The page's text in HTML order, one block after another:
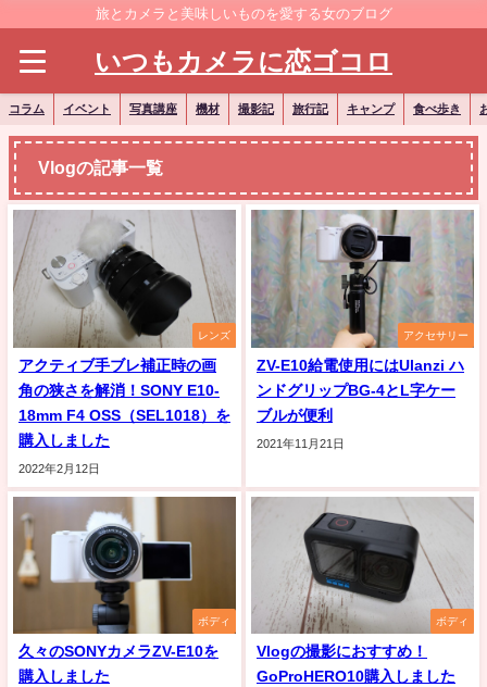
旅とカメラと美味しいものを愛する女のブログ
いつもカメラに恋ゴコロ
コラム イベント 写真講座 機材 撮影記 旅行記 キャンプ 食べ歩き
Vlogの記事一覧
レンズ
アクティブ手ブレ補正時の画
角の狭さを解消！SONY E10-
18mm F4 OSS（SEL1018）を
購入しました
2022年2月12日
アクセサリー
ZV-E10給電使用にはUlanzi ハ
ンドグリップBG-4とL字ケー
ブルが便利
2021年11月21日
ボディ
久々のSONYカメラZV-E10を
購入しました
ボディ
Vlogの撮影におすすめ！
GoProHERO10購入しました